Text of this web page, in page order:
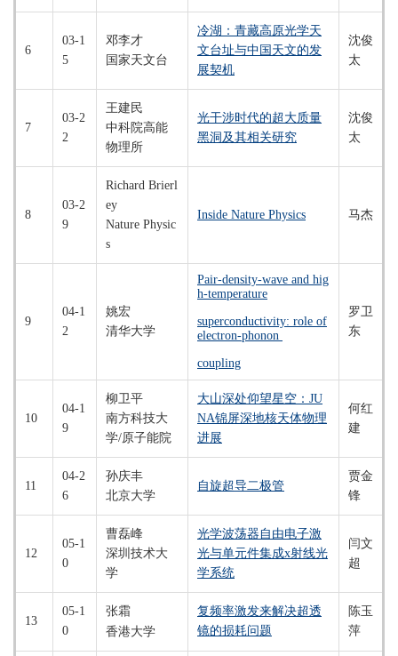
6
03-1
5
邓李才
国家天文台
冷湖：青藏高原光学天
文台址与中国天文的发
展契机
沈俊
太
7
03-2
2
王建民
中科院高能
物理所
光干涉时代的超大质量
黑洞及其相关研究
沈俊
太
8
03-2
9
Richard Brierl
ey
Nature Physic
s
Inside Nature Physics 马杰
9
04-1
2
姚宏
清华大学
Pair-density-wave and hig
h-temperature
superconductivity: role of
electron-phonon
coupling
罗卫
东
10
04-1
9
柳卫平
南方科技大
学/原子能院
大山深处仰望星空：JU
NA锦屏深地核天体物理
进展
何红
建
11
04-2
6
孙庆丰
北京大学
自旋超导二极管
贾金
锋
12
05-1
0
曹磊峰
深圳技术大
学
光学波荡器自由电子激
光与单元件集成x射线光
学系统
闫文
超
13
05-1
0
张霜
香港大学
复频率激发来解决超透
镜的损耗问题
陈玉
萍